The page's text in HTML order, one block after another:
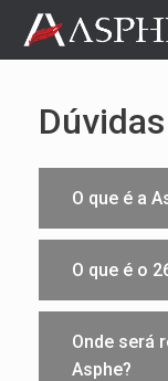
content
O que é a
O que é o
Onde será
Asphe?